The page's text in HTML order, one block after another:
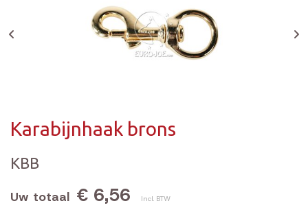
Karabijnhaak brons
KBB
Uw totaal € 6,56 Incl. BTW